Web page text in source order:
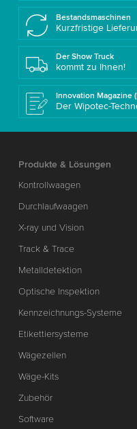
Bestandsmaschinen
Kurzfristige
Der Show Truck
kommt zu Ihnen!
Innovation Magazine
Der Wipotec-
Produkte & Lösungen
Kontrollwaagen
Durchlaufwaagen
X-ray und Vision
Track & Trace
Metalldetektion
Optische Inspektion
Kennzeichnungs-Systeme
Etikettiersysteme
Wägezellen
Wäge-Kits
Zubehör
Software